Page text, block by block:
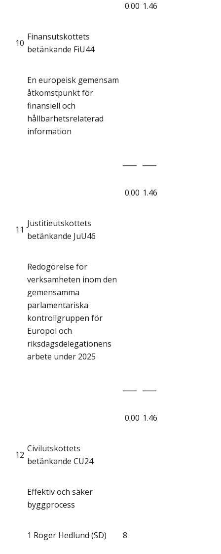
0.00 1.46
10
Finansutskottets
betänkande FiU44
En europeisk gemensam
åtkomstpunkt för
finansiell och
hållbarhetsrelaterad
information
0.00 1.46
11
Justitieutskottets
betänkande JuU46
Redogörelse för
verksamheten inom den
gemensamma
parlamentariska
kontrollgruppen för
Europol och
riksdagsdelegationens
arbete under 2025
0.00 1.46
12
Civilutskottets
betänkande CU24
Effektiv och säker
byggprocess
1 Roger Hedlund (SD) 8